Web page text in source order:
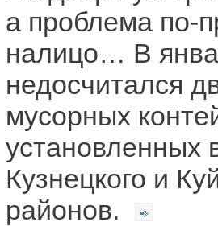
а проблема по-
налицо… В
недосчитался
мусорных
установленных
Кузнецкого и
районов.